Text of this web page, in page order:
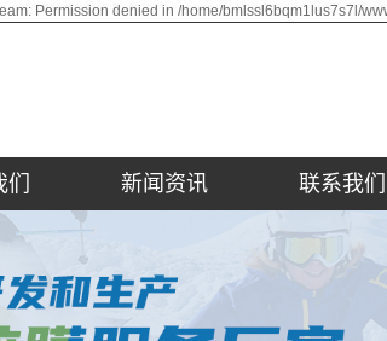
Permission denied in /home/bmlssl6bqm1lus7s7l/
新闻资讯 联系我们